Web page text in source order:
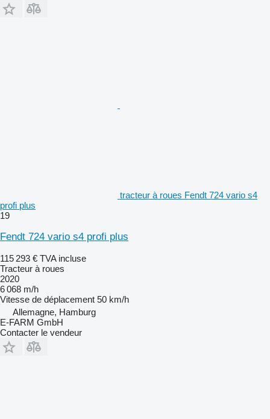
tracteur à roues Fendt 724 vario s4
profi plus
19
Fendt 724 vario s4 profi plus
115 293 € TVA incluse
Tracteur à roues
2020
6 068 m/h
Vitesse de déplacement 50 km/h
Allemagne, Hamburg
E-FARM GmbH
Contacter le vendeur